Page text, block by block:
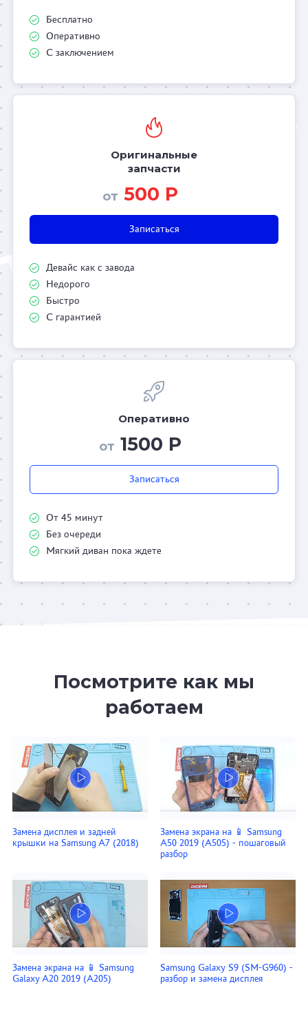
Бесплатно
Оперативно
С заключением
Оригинальные
запчасти
от 500 Р
Записаться
Девайс как с завода
Недорого
Быстро
С гарантией
Оперативно
от 1500 Р
Записаться
От 45 минут
Без очереди
Мягкий диван пока ждете
Посмотрите как мы
работаем
Замена дисплея и задней
крышки на Samsung A7 (2018)
Замена экрана на 📱 Samsung
A50 2019 (A505) - пошаговый
разбор
Замена экрана на 📱 Samsung
Galaxy A20 2019 (A205)
Samsung Galaxy S9 (SM-G960) -
разбор и замена дисплея